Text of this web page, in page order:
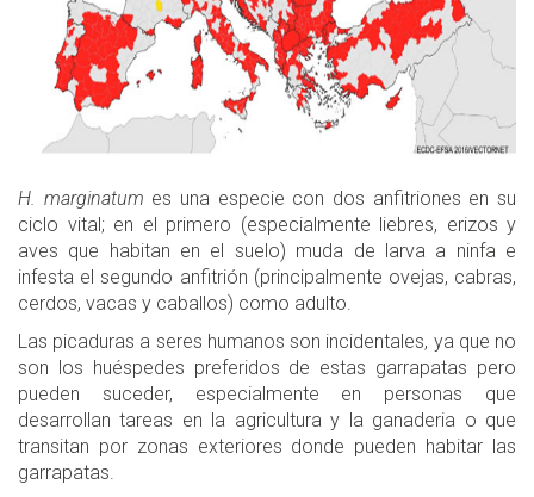
H. marginatum es una especie con dos anfitriones en su
ciclo vital; en el primero (especialmente liebres, erizos y
aves que habitan en el suelo) muda de larva a ninfa e
infesta el segundo anfitrión (principalmente ovejas, cabras,
cerdos, vacas y caballos) como adulto.
Las picaduras a seres humanos son incidentales, ya que no
son los huéspedes preferidos de estas garrapatas pero
pueden suceder, especialmente en personas que
desarrollan tareas en la agricultura y la ganaderia o que
transitan por zonas exteriores donde pueden habitar las
garrapatas.